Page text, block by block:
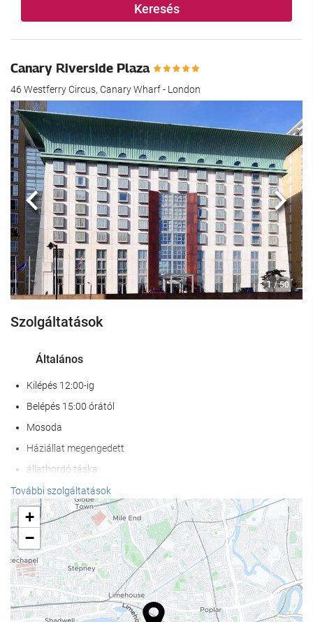
Keresés
Canary Riverside Plaza
46 Westferry Circus, Canary Wharf - London
1 / 50
Előző
Szolgáltatások
Általános
Kilépés 12:00-ig
Belépés 15:00 órától
Mosoda
Háziállat megengedett
állathordó táska
etetőtál
Légkondicionáló
Fűtés
Lift
Mozgáskorlátozott személyek belépésére alkalmas
Nem dohányzó szobák
összes közös- és magánhelyiség nemdohányzó
További szolgáltatások
+
−